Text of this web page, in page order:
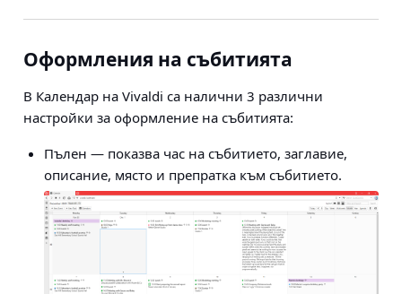
Оформления на събитията
В Календар на Vivaldi са налични 3 различни
настройки за оформление на събитията:
Пълен — показва час на събитието, заглавие,
описание, място и препратка към събитието.